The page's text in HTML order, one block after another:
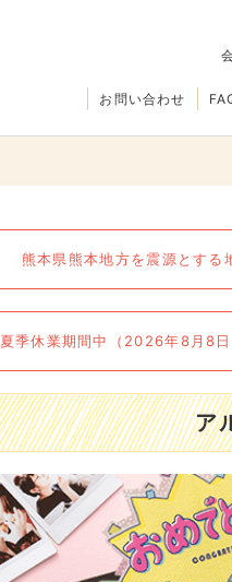
お問い合わせ
熊本県熊本地方を震源とす
夏季休業期間中（2026年8月8
ア